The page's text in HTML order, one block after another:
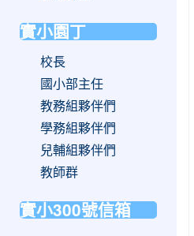
實小園丁
校長
國小部主任
教務組夥伴們
學務組夥伴們
兒輔組夥伴們
教師群
實小300號信箱